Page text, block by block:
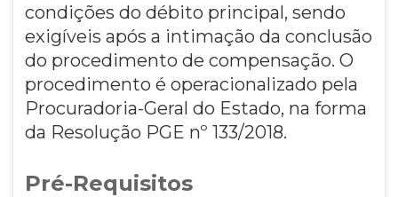
condições do débito principal, sendo
exigíveis após a intimação da conclusão
do procedimento de compensação. O
procedimento é operacionalizado pela
Procuradoria-Geral do Estado, na forma
da Resolução PGE nº 133/2018.
Pré-Requisitos